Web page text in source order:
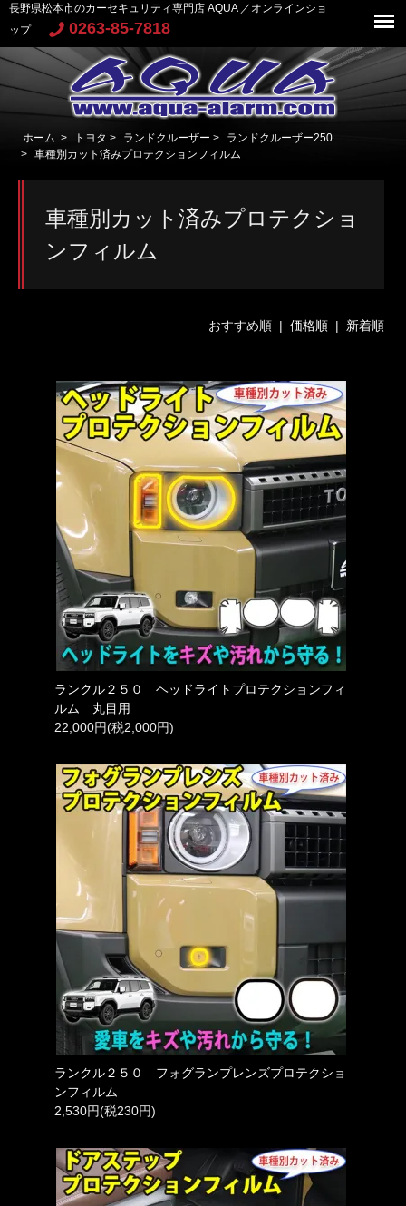
長野県松本市のカーセキュリティ専門店 AQUA ／オンラインショ
ップ
0263-85-7818
ホーム > トヨタ > ランドクルーザー >
ランドクルーザー250
> 車種別カット済みプロテクションフィルム
車種別カット済みプロテクショ
ンフィルム
おすすめ順 | 価格順| 新着順
ランクル２５０ ヘッドライトプロテクションフィ
ルム 丸目用
22,000円(税2,000円)
ランクル２５０ フォグランプレンズプロテクショ
ンフィルム
2,530円(税230円)